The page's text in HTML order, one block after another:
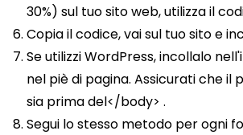
30%) sul tuo sito web, utilizza il
Copia il codice, vai sul tuo sito e
Se utilizzi WordPress, incollalo
nel piè di pagina. Assicurati che il
sia prima del</body> .
Segui lo stesso metodo per ogni